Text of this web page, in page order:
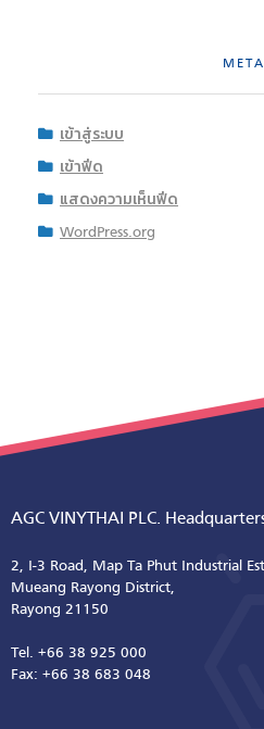
META
เข้าสู่ระบบ
เข้าฟีด
แสดงความเห็นฟีด
WordPress.org
AGC VINYTHAI PLC.
2, I-3 Road, Map Ta Phut Industrial
Mueang Rayong District,
Rayong 21150
Tel. +66 38 925 000
Fax: +66 38 683 048